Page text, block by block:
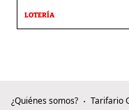
LOTERÍA
¿Quiénes somos? Tarifario